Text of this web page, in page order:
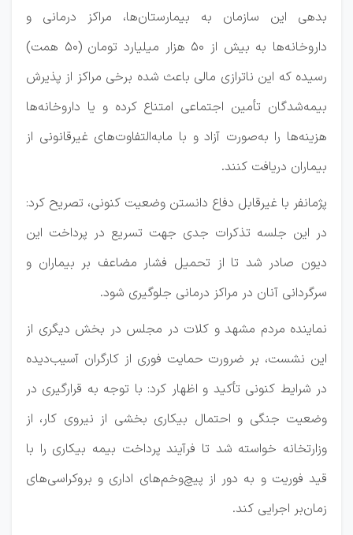
بدهی این سازمان به بیمارستان‌ها، مراکز درمانی و
داروخانه‌ها به بیش از ۵۰ هزار میلیارد تومان (۵۰ همت)
رسیده که این ناترازی مالی باعث شده برخی مراکز از پذیرش
بیمه‌شدگان تأمین اجتماعی امتناع کرده و یا داروخانه‌ها
هزینه‌ها را به‌صورت آزاد و با مابه‌التفاوت‌های غیرقانونی از
بیماران دریافت کنند.
پژمانفر با غیرقابل دفاع دانستن وضعیت کنونی، تصریح کرد:
در این جلسه تذکرات جدی جهت تسریع در پرداخت این
دیون صادر شد تا از تحمیل فشار مضاعف بر بیماران و
سرگردانی آنان در مراکز درمانی جلوگیری شود.
نماینده مردم مشهد و کلات در مجلس در بخش دیگری از
این نشست، بر ضرورت حمایت فوری از کارگران آسیب‌دیده
در شرایط کنونی تأکید و اظهار کرد: با توجه به قرارگیری در
وضعیت جنگی و احتمال بیکاری بخشی از نیروی کار، از
وزارتخانه خواسته شد تا فرآیند پرداخت بیمه بیکاری را با
قید فوریت و به دور از پیچ‌وخم‌های اداری و بروکراسی‌های
زمان‌بر اجرایی کند.